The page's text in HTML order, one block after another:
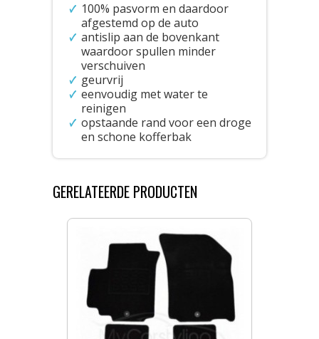
100% pasvorm en daardoor
afgestemd op de auto
antislip aan de bovenkant
waardoor spullen minder
verschuiven
geurvrij
eenvoudig met water te
reinigen
opstaande rand voor een droge
en schone kofferbak
GERELATEERDE PRODUCTEN